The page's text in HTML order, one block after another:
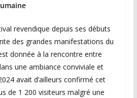
revendique depuis ses débuts
des grandes manifestations du
donnée à la rencontre entre
une ambiance conviviale et
avait d’ailleurs confirmé cet
de 1 200 visiteurs malgré une